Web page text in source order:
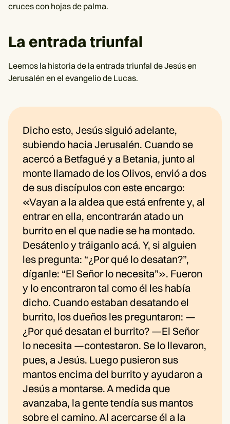
cruces con hojas de palma.
La entrada triunfal
Leemos la historia de la entrada triunfal de Jesús en
Jerusalén en el evangelio de Lucas.
Dicho esto, Jesús siguió adelante,
subiendo hacia Jerusalén. Cuando se
acercó a Betfagué y a Betania, junto al
monte llamado de los Olivos, envió a dos
de sus discípulos con este encargo:
«Vayan a la aldea que está enfrente y, al
entrar en ella, encontrarán atado un
burrito en el que nadie se ha montado.
Desátenlo y tráiganlo acá. Y, si alguien
les pregunta: “¿Por qué lo desatan?”,
díganle: “El Señor lo necesita”». Fueron
y lo encontraron tal como él les había
dicho. Cuando estaban desatando el
burrito, los dueños les preguntaron: —
¿Por qué desatan el burrito? —El Señor
lo necesita —contestaron. Se lo llevaron,
pues, a Jesús. Luego pusieron sus
mantos encima del burrito y ayudaron a
Jesús a montarse. A medida que
avanzaba, la gente tendía sus mantos
sobre el camino. Al acercarse él a la